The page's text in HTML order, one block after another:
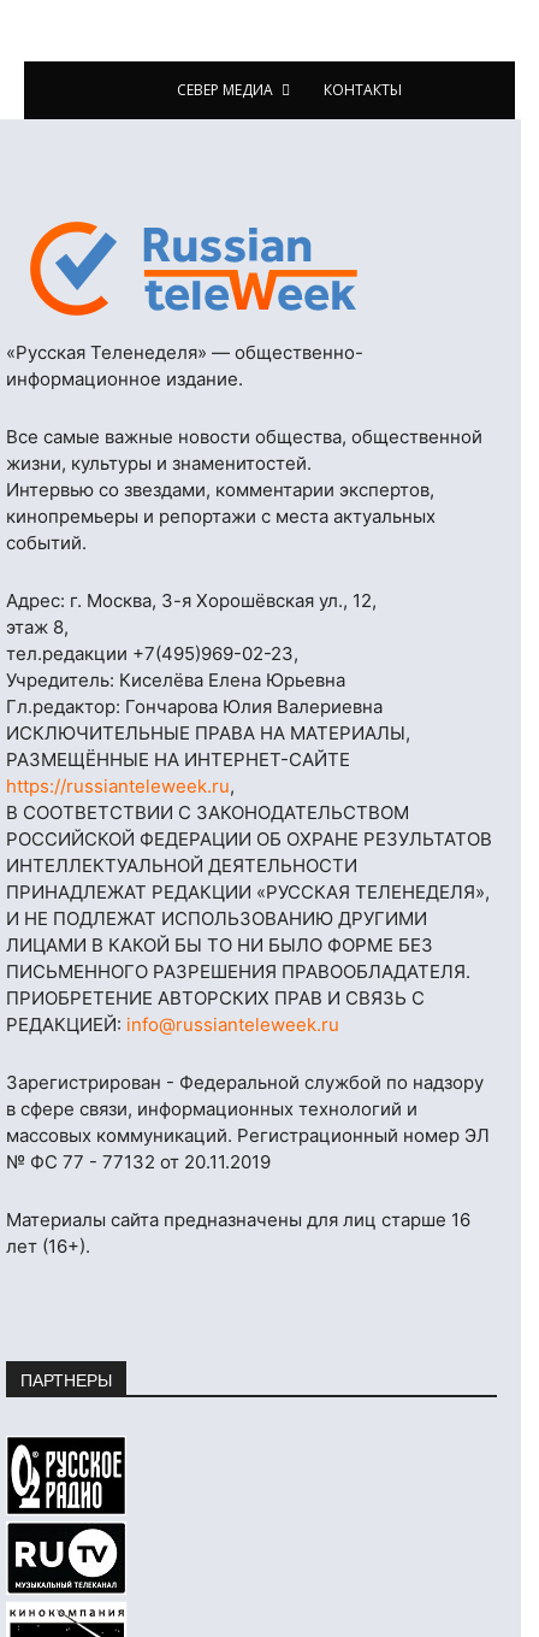
СЕВЕР МЕДИА КОНТАКТЫ
«Русская Теленеделя» — общественно-
информационное издание.
Все самые важные новости общества, общественной
жизни, культуры и знаменитостей.
Интервью со звездами, комментарии экспертов,
кинопремьеры и репортажи с места актуальных
событий.
Адрес: г. Москва, 3-я Хорошёвская ул., 12,
этаж 8,
тел.редакции +7(495)969-02-23,
Учредитель: Киселёва Елена Юрьевна
Гл.редактор: Гончарова Юлия Валериевна
ИСКЛЮЧИТЕЛЬНЫЕ ПРАВА НА МАТЕРИАЛЫ,
РАЗМЕЩЁННЫЕ НА ИНТЕРНЕТ-САЙТЕ
https://russianteleweek.ru,
В СООТВЕТСТВИИ С ЗАКОНОДАТЕЛЬСТВОМ
РОССИЙСКОЙ ФЕДЕРАЦИИ ОБ ОХРАНЕ РЕЗУЛЬТАТОВ
ИНТЕЛЛЕКТУАЛЬНОЙ ДЕЯТЕЛЬНОСТИ
ПРИНАДЛЕЖАТ РЕДАКЦИИ «РУССКАЯ ТЕЛЕНЕДЕЛЯ»,
И НЕ ПОДЛЕЖАТ ИСПОЛЬЗОВАНИЮ ДРУГИМИ
ЛИЦАМИ В КАКОЙ БЫ ТО НИ БЫЛО ФОРМЕ БЕЗ
ПИСЬМЕННОГО РАЗРЕШЕНИЯ ПРАВООБЛАДАТЕЛЯ.
ПРИОБРЕТЕНИЕ АВТОРСКИХ ПРАВ И СВЯЗЬ С
РЕДАКЦИЕЙ: info@russianteleweek.ru
Зарегистрирован - Федеральной службой по надзору
в сфере связи, информационных технологий и
массовых коммуникаций. Регистрационный номер ЭЛ
№ ФС 77 - 77132 от 20.11.2019
Материалы сайта предназначены для лиц старше 16
лет (16+).
ПАРТНЕРЫ